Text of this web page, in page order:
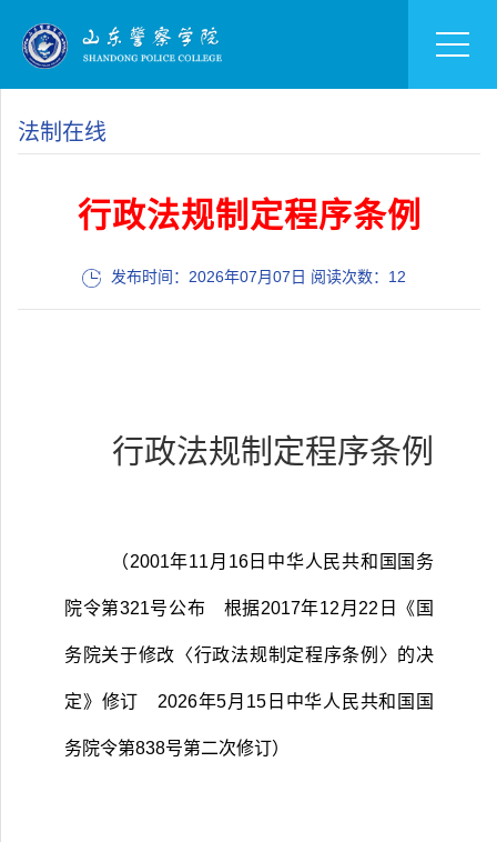
法制在线
行政法规制定程序条例
发布时间：2026年07月07日 阅读次数： 12
行政法规制定程序条例
（2001年11 月 16日中华人民共和国国务
院令第321号公布 根据2017年12 月 22 日《国
务院关于修改〈行政法规制定程序条例〉的决
定》修订 2026年5月 15 日中华人民共和国国
务院令第838号第二次修订）